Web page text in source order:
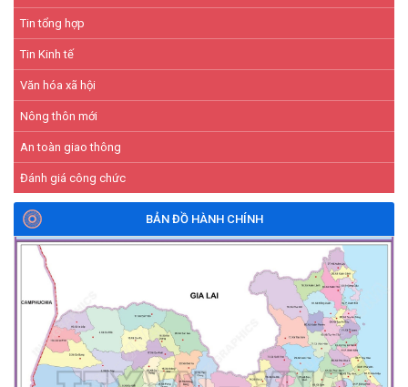
Tin tổng hợp
Tin Kinh tế
Văn hóa xã hội
Nông thôn mới
An toàn giao thông
Đánh giá công chức
BẢN ĐỒ HÀNH CHÍNH